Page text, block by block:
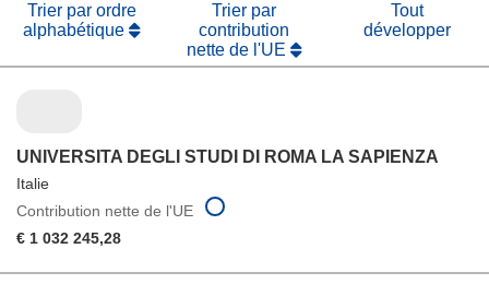
Trier par ordre
alphabétique
Trier par
contribution
nette de l'UE
Tout
développer
UNIVERSITA DEGLI STUDI DI ROMA LA SAPIENZA
Italie
Contribution nette de l'UE
€ 1 032 245,28